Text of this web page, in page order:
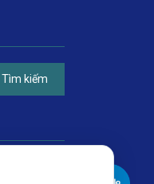
Tìm kiếm